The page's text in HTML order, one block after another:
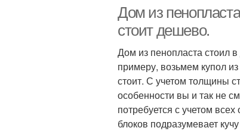
Дом из
стоит дешево.
Дом из пенопласта стоил
примеру, возьмем купол
стоит. С учетом толщины
особенности вы и так не
потребуется с учетом
блоков подразумевает